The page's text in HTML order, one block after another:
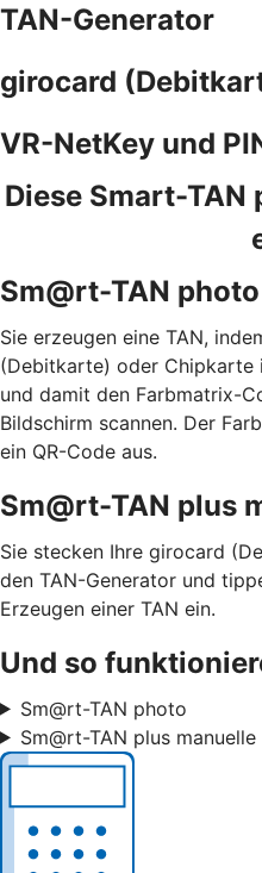
TAN-Generator
girocard
VR-NetKey und
Diese Smart-
Sm@rt-TAN photo
Sie erzeugen eine TAN,
(Debitkarte) oder Chipkarte
und damit den Farbmatrix-
Bildschirm scannen. Der
ein QR-Code aus.
Sm@rt-TAN plus
Sie stecken Ihre girocard
den TAN-Generator und
Erzeugen einer TAN ein.
Und so
Sm@rt-TAN photo
Sm@rt-TAN plus